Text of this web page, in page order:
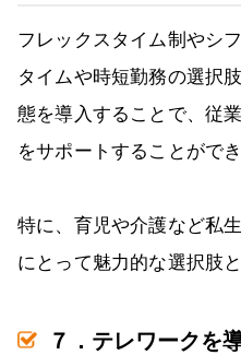
フレックスタイム制やシ
タイムや時短勤務の選択
態を導入することで、従
をサポートすることができ
特に、育児や介護など私
にとって魅力的な選択肢
７．テレワークを